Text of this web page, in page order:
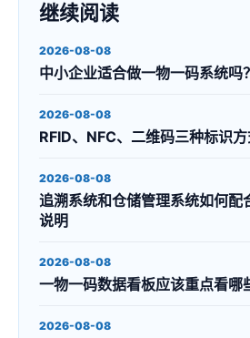
继续阅读
2026-08-08
中小企业适合做一物一码系统吗
2026-08-08
RFID、NFC、二维码三种标识方
2026-08-08
追溯系统和仓储管理系统如何配
说明
2026-08-08
一物一码数据看板应该重点看哪
2026-08-08